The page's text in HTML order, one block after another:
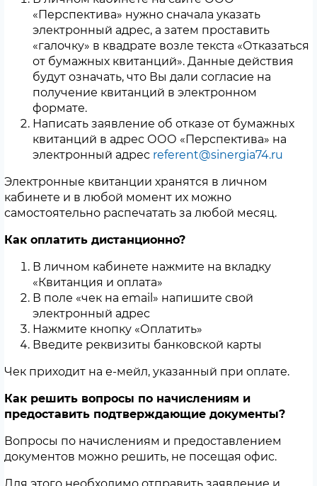
«Перспектива» нужно сначала указать
электронный адрес, а затем проставить
«галочку» в квадрате возле текста «Отказаться
от бумажных квитанций». Данные действия
будут означать, что Вы дали согласие на
получение квитанций в электронном
формате.
Написать заявление об отказе от бумажных
квитанций в адрес ООО «Перспектива» на
электронный адрес referent@sinergia74.ru
Электронные квитанции хранятся в личном
кабинете и в любой момент их можно
самостоятельно распечатать за любой месяц.
Как оплатить дистанционно?
В личном кабинете нажмите на вкладку
«Квитанция и оплата»
В поле «чек на email» напишите свой
электронный адрес
Нажмите кнопку «Оплатить»
Введите реквизиты банковской карты
Чек приходит на е-мейл, указанный при оплате.
Как решить вопросы по начислениям и
предоставить подтверждающие документы?
Вопросы по начислениям и предоставлением
документов можно решить, не посещая офис.